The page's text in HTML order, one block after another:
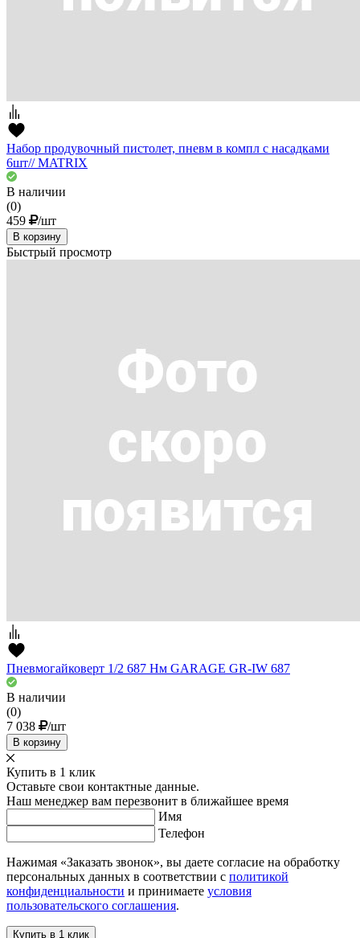
Набор продувочный пистолет, пневм в компл с насадками
6шт// MATRIX
В наличии
(0)
459
/шт
В корзину
Быстрый просмотр
Пневмогайковерт 1/2 687 Нм GARAGE GR-IW 687
В наличии
(0)
7 038
/шт
В корзину
Купить в 1 клик
Оставьте свои контактные данные.
Наш менеджер вам перезвонит в ближайшее время
Имя
Телефон
Нажимая «Заказать звонок», вы даете согласие на обработку
персональных данных в соответствии с политикой
конфиденциальности и принимаете условия
пользовательского соглашения.